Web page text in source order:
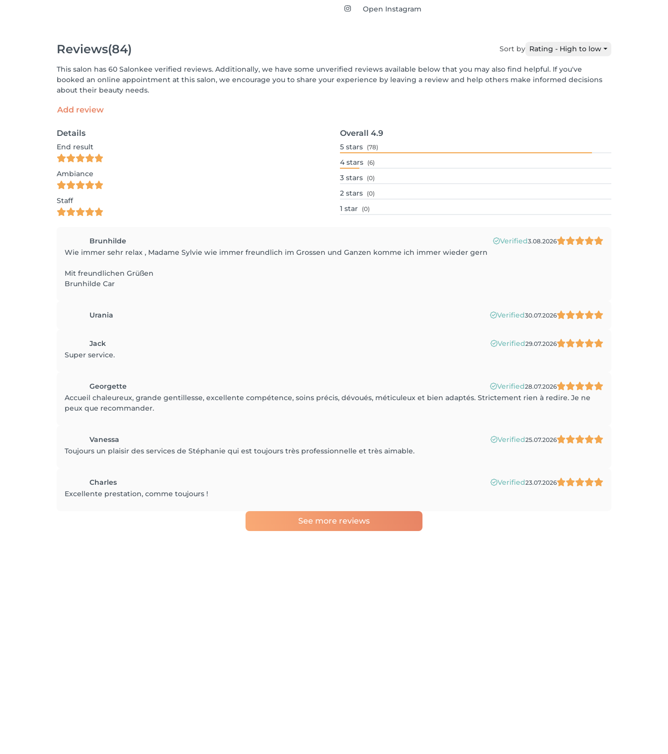
Open Instagram
Reviews(84) Sort by Rating - High to low
This salon has 60 Salonkee verified reviews. Additionally, we have some unverified reviews available below that you may also find helpful. If you've
booked an online appointment at this salon, we encourage you to share your experience by leaving a review and help others make informed decisions
about their beauty needs.
Add review
Details
End result
Ambiance
Staff
Overall 4.9
5 stars (78)
4 stars (6)
3 stars (0)
2 stars (0)
1 star (0)
Brunhilde Verified3.08.2026
Wie immer sehr relax , Madame Sylvie wie immer freundlich im Grossen und Ganzen komme ich immer wieder gern
Mit freundlichen Grüßen
Brunhilde Car
Urania Verified30.07.2026
Jack Verified29.07.2026
Super service.
Georgette Verified28.07.2026
Accueil chaleureux, grande gentillesse, excellente compétence, soins précis, dévoués, méticuleux et bien adaptés. Strictement rien à redire. Je ne
peux que recommander.
Vanessa Verified25.07.2026
Toujours un plaisir des services de Stéphanie qui est toujours très professionnelle et très aimable.
Charles Verified23.07.2026
Excellente prestation, comme toujours !
See more reviews